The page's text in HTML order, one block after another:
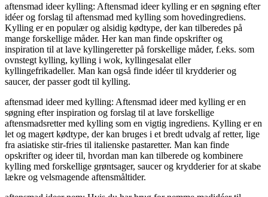
aftensmad ideer kylling: Aftensmad ideer kylling er en søgning efter
idéer og forslag til aftensmad med kylling som hovedingrediens.
Kylling er en populær og alsidig kødtype, der kan tilberedes på
mange forskellige måder. Her kan man finde opskrifter og
inspiration til at lave kyllingeretter på forskellige måder, f.eks. som
ovnstegt kylling, kylling i wok, kyllingesalat eller
kyllingefrikadeller. Man kan også finde idéer til krydderier og
saucer, der passer godt til kylling.
aftensmad ideer med kylling: Aftensmad ideer med kylling er en
søgning efter inspiration og forslag til at lave forskellige
aftensmadsretter med kylling som en vigtig ingrediens. Kylling er en
let og magert kødtype, der kan bruges i et bredt udvalg af retter, lige
fra asiatiske stir-fries til italienske pastaretter. Man kan finde
opskrifter og ideer til, hvordan man kan tilberede og kombinere
kylling med forskellige grøntsager, saucer og krydderier for at skabe
lækre og velsmagende aftensmåltider.